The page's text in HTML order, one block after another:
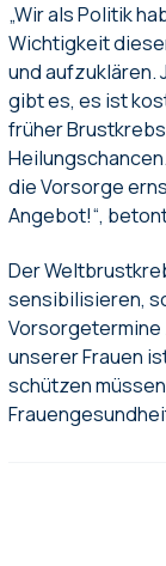
„Wir als Politik
Wichtigkeit
und aufzuklären.
gibt es, es ist
früher
die Vorsorge
Angebot!“,
Der
sensibilisieren,
Vorsorgetermine
unserer Frauen
schützen